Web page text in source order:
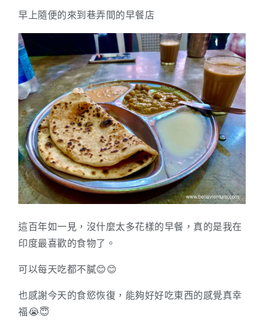
早上隨便的來到巷弄間的早餐店
這百年如一見，沒什麼太多花樣的早餐，真的是我在
印度最喜歡的食物了。
可以每天吃都不膩😊😊
也感謝今天的食慾恢復，能夠好好吃東西的感覺真幸
福😭😇